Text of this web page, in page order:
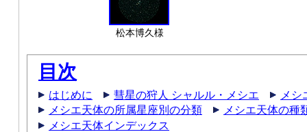
松本博久様
目次
はじめに 彗星の狩人 シャルル・メシエ
メシ
メシエ天体の所属星座別の分類
メシエ天体の種
メシエ天体インデックス